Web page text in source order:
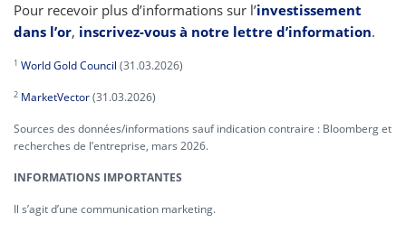
Pour recevoir plus d’informations sur l’investissement
dans l’or, inscrivez-vous à notre lettre d’information.
1 World Gold Council (31.03.2026)
2 MarketVector(31.03.2026)
Sources des données/informations sauf indication contraire : Bloomberg et
recherches de l’entreprise, mars 2026.
INFORMATIONS IMPORTANTES
Il s’agit d’une communication marketing.